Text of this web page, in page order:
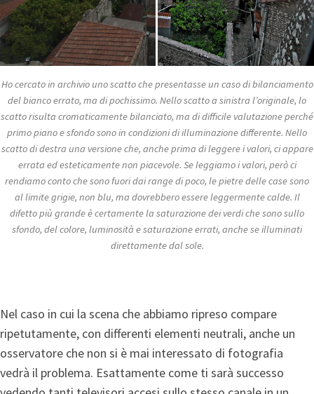
Ho cercato in archivio uno scatto che presentasse un caso di bilanciamento
del bianco errato, ma di pochissimo. Nello scatto a sinistra l’originale, lo
scatto risulta cromaticamente bilanciato, ma di difficile valutazione perché
primo piano e sfondo sono in condizioni di illuminazione differente. Nello
scatto di destra una versione che, anche prima di leggere i valori, ci appare
errata ed esteticamente non piacevole. Se leggiamo i valori, però ci
rendiamo conto che sono fuori dai range di poco, le pietre delle case sono
al limite grigie, non blu, ma dovrebbero essere leggermente calde. Il
difetto più grande è certamente la saturazione dei verdi che sono sullo
sfondo, del colore, luminosità e saturazione errati, anche se illuminati
direttamente dal sole.
Nel caso in cui la scena che abbiamo ripreso compare
ripetutamente, con differenti elementi neutrali, anche un
osservatore che non si è mai interessato di fotografia
vedrà il problema. Esattamente come ti sarà successo